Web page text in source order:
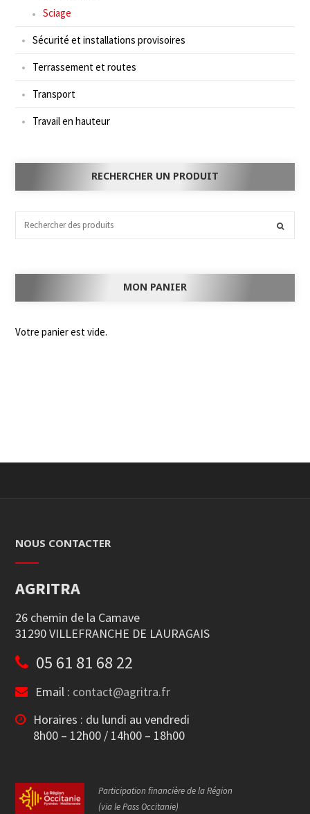
Sciage
Sécurité et installations provisoires
Terrassement et routes
Transport
Travail en hauteur
RECHERCHER UN PRODUIT
MON PANIER
Votre panier est vide.
NOUS CONTACTER
AGRITRA
26 chemin de la Camave
31290 VILLEFRANCHE DE LAURAGAIS
05 61 81 68 22
Email : contact@agritra.fr
Horaires : du lundi au vendredi
8h00 – 12h00 / 14h00 – 18h00
Participation financière de la Région
(via le Pass Occitanie)